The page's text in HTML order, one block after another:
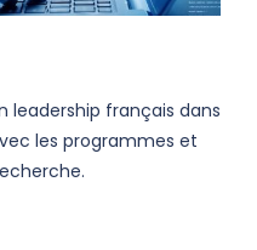
leadership français dans
les programmes et